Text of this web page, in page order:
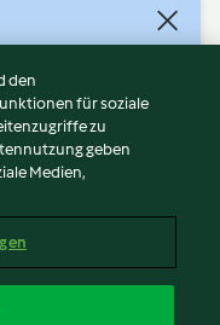
den
für soziale
zu
geben
Medien,